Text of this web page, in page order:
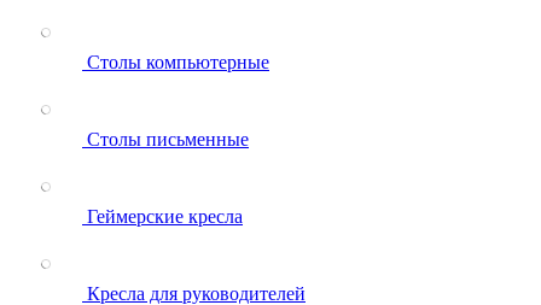
Столы компьютерные
Столы письменные
Геймерские кресла
Кресла для руководителей